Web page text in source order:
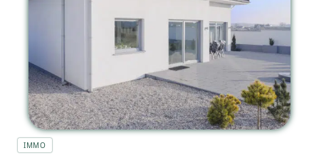
IMMO